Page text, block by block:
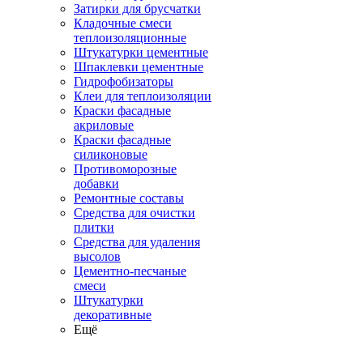
Затирки для брусчатки
Кладочные смеси
теплоизоляционные
Штукатурки цементные
Шпаклевки цементные
Гидрофобизаторы
Клеи для теплоизоляции
Краски фасадные
акриловые
Краски фасадные
силиконовые
Противоморозные
добавки
Ремонтные составы
Средства для очистки
плитки
Средства для удаления
высолов
Цементно-песчаные
смеси
Штукатурки
декоративные
Ещё